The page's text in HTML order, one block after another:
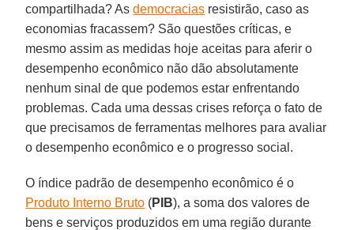
compartilhada? Asdemocracias resistirão, caso as
economias fracassem? São questões críticas, e
mesmo assim as medidas hoje aceitas para aferir o
desempenho econômico não dão absolutamente
nenhum sinal de que podemos estar enfrentando
problemas. Cada uma dessas crises reforça o fato de
que precisamos de ferramentas melhores para avaliar
o desempenho econômico e o progresso social.
O índice padrão de desempenho econômico é o
Produto Interno Bruto (PIB), a soma dos valores de
bens e serviços produzidos em uma região durante